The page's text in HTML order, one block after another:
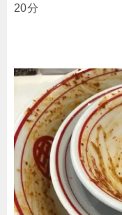
20分